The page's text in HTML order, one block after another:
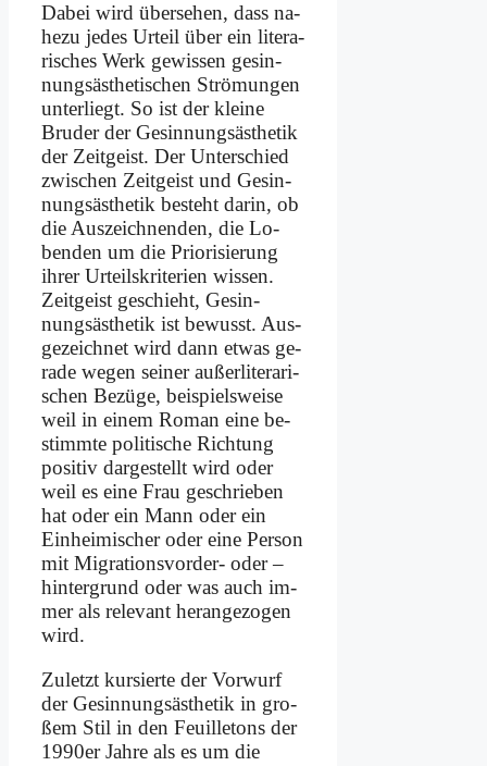
Da­bei wird über­se­hen, dass na­
he­zu je­des Ur­teil über ein li­te­ra­
ri­sches Werk ge­wis­sen ge­sin­
nungs­äs­the­ti­schen Strö­mun­gen
un­ter­liegt. So ist der klei­ne
Bru­der der Ge­sin­nungs­äs­the­tik
der Zeit­geist. Der Un­ter­schied
zwi­schen Zeit­geist und Ge­sin­
nungs­äs­the­tik be­steht dar­in, ob
die Aus­zeich­nen­den, die Lo­
ben­den um die Prio­ri­sie­rung
ih­rer Ur­teils­kri­te­ri­en wis­sen.
Zeit­geist ge­schieht, Ge­sin­
nungs­äs­the­tik ist be­wusst. Aus­
ge­zeich­net wird dann et­was ge­
ra­de we­gen sei­ner au­ßer­li­te­ra­ri­
schen Be­zü­ge, bei­spiels­wei­se
weil in ei­nem Ro­man ei­ne be­
stimm­te po­li­ti­sche Rich­tung
po­si­tiv dar­ge­stellt wird oder
weil es ei­ne Frau ge­schrie­ben
hat oder ein Mann oder ein
Ein­hei­mi­scher oder ei­ne Per­son
mit Mi­gra­ti­ons­vor­der- oder –
hin­ter­grund oder was auch im­
mer als re­le­vant her­an­ge­zo­gen
wird.
Zu­letzt kur­sier­te der Vor­wurf
der Ge­sin­nungs­äs­the­tik in gro­
ßem Stil in den Feuil­le­tons der
1990er Jah­re als es um die